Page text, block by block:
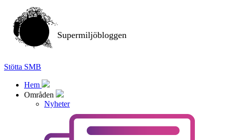
Supermiljöbloggen
Stötta SMB
Hem
Områden
Nyheter